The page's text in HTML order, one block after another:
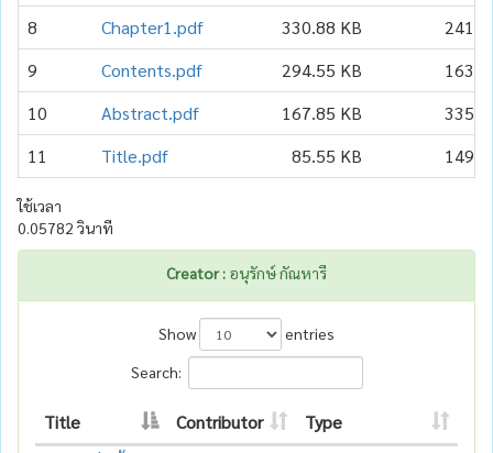
8
Chapter1.pdf 330.88 KB 241
9
Contents.pdf 294.55 KB 163
10
Abstract.pdf 167.85 KB 335
11
Title.pdf 85.55 KB 149
ใช้เวลา
0.05782 วินาที
Creator : อนุรักษ์ กัณหารี
Show
entries
Search:
Title Contributor
Type